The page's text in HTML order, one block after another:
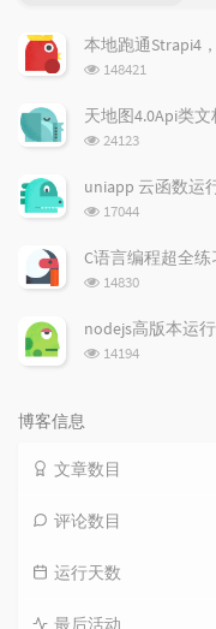
文
章
浏
次
数:
148421
天地图4.0Api类
浏
次
数:
24123
浏
次
数:
17044
C语言编程超全练
浏
次
数:
14830
nodejs高版本运
浏
14194
博客信息
文章数目
评论数目
运行天数
最后活动